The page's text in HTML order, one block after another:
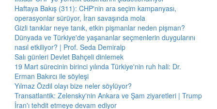
Haftaya Bakış (311): CHP'nin ara seçim kampanyası,
operasyonlar sürüyor, İran savaşında mola
Gizli tanıklar neye tanık, etkin pişmanlar neden pişman?
Dünyada ve Türkiye'de yaşananlar seçmenlerin duygularını
nasıl etkiliyor? | Prof. Seda Demiralp
Salı günleri Devlet Bahçeli dinlemek
19 Mart sürecinin birinci yılında Türkiye'nin ruh hali: Dr.
Erman Bakırcı ile söyleşi
Yılmaz Özdil olayı bize neler söylüyor?
Transatlantik: Zelensky'nin Ankara ve Şam ziyaretleri | Trump
İran'ı tehdit etmeye devam ediyor